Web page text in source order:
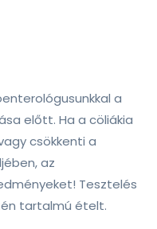
a
előtt. Ha a cöliákia
csökkenti a
az
Tesztelés
tartalmú ételt.